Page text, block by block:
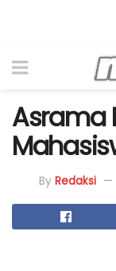
Asrama
By Redaksi